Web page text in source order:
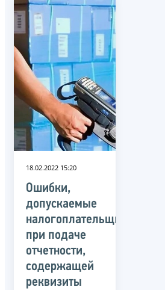
18.02.2022 15:20
Ошибки,
допускаемые
налогоплательщиками
при подаче
отчетности,
содержащей
реквизиты